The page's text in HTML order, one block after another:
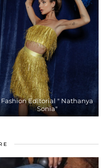
Fashion Editorial " Nathanya
Sonia"